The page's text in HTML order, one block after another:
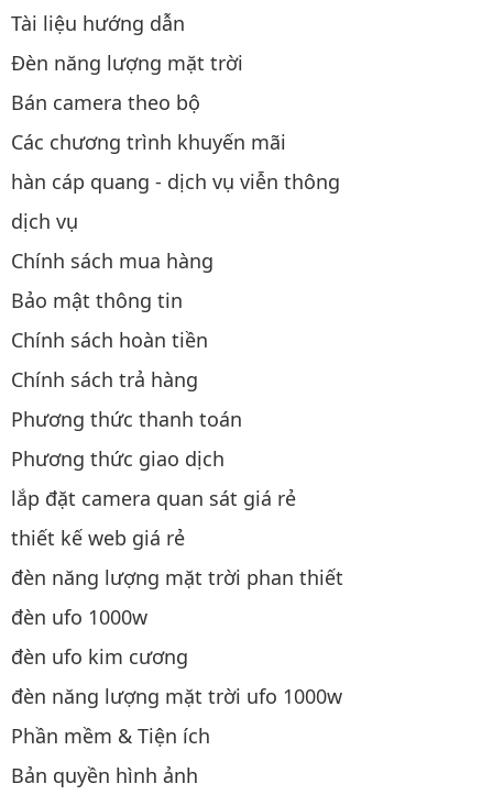
Tài liệu hướng dẫn
Đèn năng lượng mặt trời
Bán camera theo bộ
Các chương trình khuyến mãi
hàn cáp quang - dịch vụ viễn thông
dịch vụ
Chính sách mua hàng
Bảo mật thông tin
Chính sách hoàn tiền
Chính sách trả hàng
Phương thức thanh toán
Phương thức giao dịch
lắp đặt camera quan sát giá rẻ
thiết kế web giá rẻ
đèn năng lượng mặt trời phan thiết
đèn ufo 1000w
đèn ufo kim cương
đèn năng lượng mặt trời ufo 1000w
Phần mềm & Tiện ích
Bản quyền hình ảnh